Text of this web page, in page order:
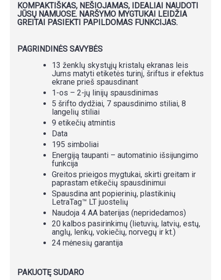
KOMPAKTIŠKAS, NEŠIOJAMAS, IDEALIAI NAUDOTI
JŪSŲ NAMUOSE. NARŠYMO MYGTUKAI LEIDŽIA
GREITAI PASIEKTI PAPILDOMAS FUNKCIJAS.
PAGRINDINĖS SAVYBĖS
13 ženklų skystųjų kristalų ekranas leis
Jums matyti etiketės turinį, šriftus ir efektus
ekrane prieš spausdinant
1-os – 2-jų linijų spausdinimas
5 šrifto dydžiai, 7 spausdinimo stiliai, 8
langelių stiliai
9 etikečių atmintis
Data
195 simboliai
Energiją taupanti – automatinio išsijungimo
funkcija
Greitos prieigos mygtukai, skirti greitam ir
paprastam etikečių spausdinimui
Spausdina ant popierinių, plastikinių
LetraTag™ LT juostelių
Naudoja 4 AA baterijas (nepridedamos)
20 kalbos pasirinkimų (lietuvių, latvių, estų,
anglų, lenkų, vokiečių, norvegų ir kt.)
24 mėnesių garantija
PAKUOTĘ SUDARO